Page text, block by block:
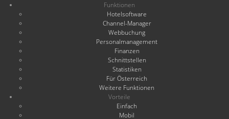
Funktionen
Hotelsoftware
Channel-Manager
Webbuchung
Personalmanagement
Finanzen
Schnittstellen
Statistiken
Für Österreich
Weitere Funktionen
Vorteile
Einfach
Mobil